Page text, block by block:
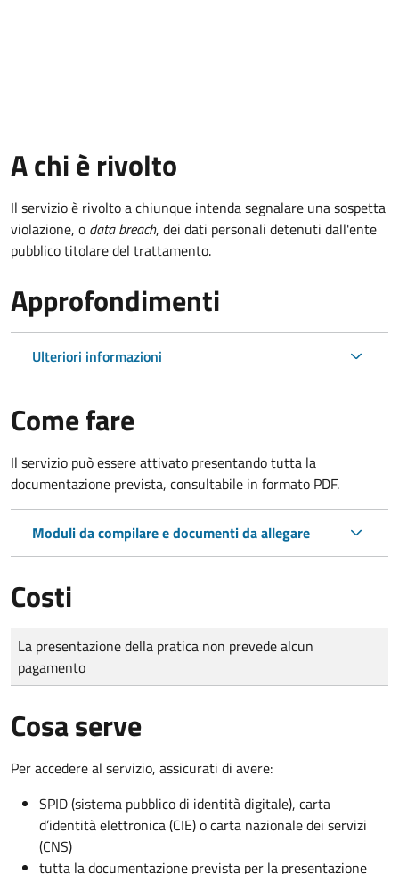
A chi è rivolto
Il servizio è rivolto a chiunque intenda segnalare una sospetta
violazione, o data breach, dei dati personali detenuti dall'ente
pubblico titolare del trattamento.
Approfondimenti
Ulteriori informazioni
Come fare
Il servizio può essere attivato presentando tutta la
documentazione prevista, consultabile in formato PDF.
Moduli da compilare e documenti da allegare
Costi
Tipo di pagamento
Importo
La presentazione della pratica non prevede alcun
pagamento
Cosa serve
Per accedere al servizio, assicurati di avere:
SPID (sistema pubblico di identità digitale), carta
d’identità elettronica (CIE) o carta nazionale dei servizi
(CNS)
tutta la documentazione prevista per la presentazione